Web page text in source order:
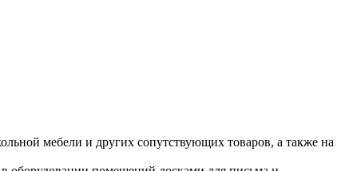
мебели и других сопутствующих товаров, а также на